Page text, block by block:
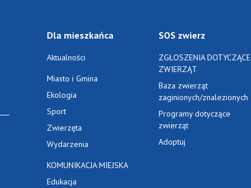
Dla mieszkańca
Aktualności
Miasto i Gmina
Ekologia
Sport
Zwierzęta
Wydarzenia
KOMUNIKACJA MIEJSKA
Edukacja
SOS zwierz
ZGŁOSZENIA DOTYCZĄCE
ZWIERZĄT
Baza zwierząt
zaginionych/znalezionych
Programy dotyczące
zwierząt
Adoptuj